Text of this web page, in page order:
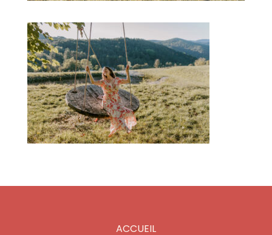
ACCUEIL